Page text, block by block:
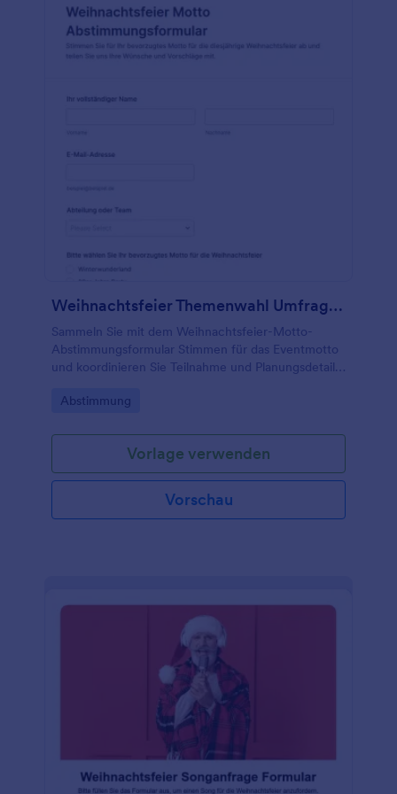
werden. Diese Formularvorlage enthält auch
Formularfelder, die nach dem Namen des gekauften
Produkts, der Bestellnummer, dem Gesamtbetrag
Widget, das automatisch einen eindeutigen Wert für
Formularvorlage verwendet auch das Datei-Upload-
Weihnachtsfeier Themenwahl Umfrage 🎄✨🎉
Sammeln Sie mit dem Weihnachtsfeier-Motto-
Abstimmungsformular Stimmen für das Eventmotto
und koordinieren Sie Teilnahme und Planungsdetails
Datenerfassung und übersichtlicher
Go to Category:
Abstimmung
Vorlage verwenden
Vorschau